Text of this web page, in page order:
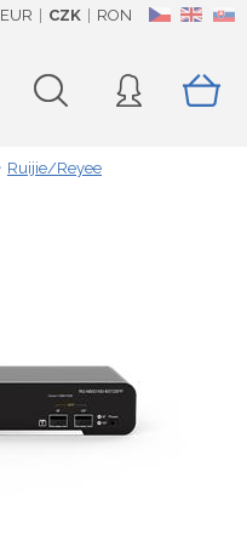
CZ EN SK
EUR CZK RON
Ruijie/Reyee